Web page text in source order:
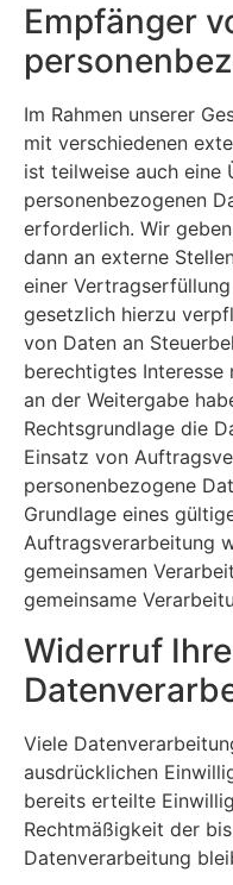
Empfänger
Im Rahmen unserer
mit verschiedenen
ist teilweise auch eine
personenbezogenen
erforderlich. Wir
dann an externe
einer
gesetzlich hierzu
von Daten an
berechtigtes Interesse
an der Weitergabe
Rechtsgrundlage die
Einsatz von
personenbezogene
Grundlage eines
Auftragsverarbeitung
gemeinsamen
gemeinsame
Widerruf
Viele
ausdrücklichen
bereits erteilte
Rechtmäßigkeit der
Datenverarbeitung